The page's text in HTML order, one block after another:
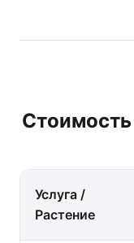
Стоимость
Услуга /
Растение